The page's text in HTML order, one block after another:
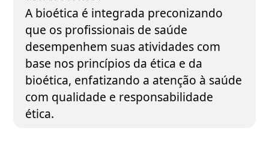
A bioética é integrada preconizando
que os profissionais de saúde
desempenhem suas atividades com
base nos princípios da ética e da
bioética, enfatizando a atenção à saúde
com qualidade e responsabilidade
ética.